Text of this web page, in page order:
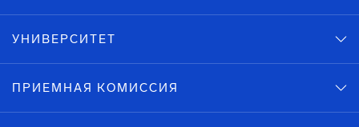
УНИВЕРСИТЕТ
ПРИЕМНАЯ КОМИССИЯ